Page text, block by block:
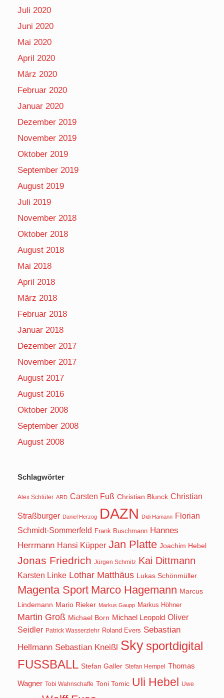
Juli 2020
Juni 2020
Mai 2020
April 2020
März 2020
Februar 2020
Januar 2020
Dezember 2019
November 2019
Oktober 2019
September 2019
August 2019
Juli 2019
November 2018
Oktober 2018
August 2018
Mai 2018
April 2018
März 2018
Februar 2018
Januar 2018
Dezember 2017
November 2017
August 2017
August 2016
Oktober 2008
September 2008
August 2008
Schlagwörter
Alex Schlüter ARD Carsten Fuß Christian Blunck Christian
Straßburger Daniel Herzog DAZN Didi Hamann Florian
Schmidt-Sommerfeld Frank Buschmann Hannes
Herrmann Hansi Küpper Jan Platte Joachim Hebel
Jonas Friedrich Jürgen Schmitz Kai Dittmann
Karsten Linke Lothar Matthäus Lukas Schönmüller
Magenta Sport Marco Hagemann Marcus
Lindemann Mario Rieker Markus Gaupp Markus Höhner
Martin Groß Michael Born Michael Leopold Oliver
Seidler Patrick Wasserziehr Roland Evers Sebastian
Hellmann Sebastian Kneißl Sky sportdigital
FUSSBALL Stefan Galler Stefan Hempel Thomas
Wagner Tobi Wahnschaffe Toni Tomic Uli Hebel Uwe